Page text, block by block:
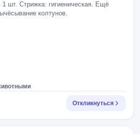
1 шт. Стрижка: гигиеническая. Ещё
колтунов.
Откликнуться